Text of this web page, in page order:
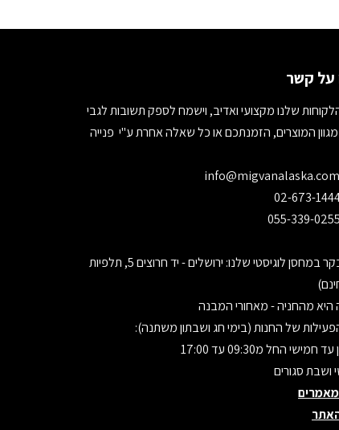
על קשר
שלנו מקצועי ואדיב, וישמח לספק תשובות לגבי
המוצרים, הזמנתכם או כל שאלה אחרת ע"י פנייה
בואו לבקר במחסן לוגיסטי שלנו: ירושלים - יד חרוצים 5, תלפיות
היא מהחניה - מאחורי המבנה
של החנות (בימי חג ושבתון משתנה):
החל מ09:30 עד 17:00
ושבת סגורים